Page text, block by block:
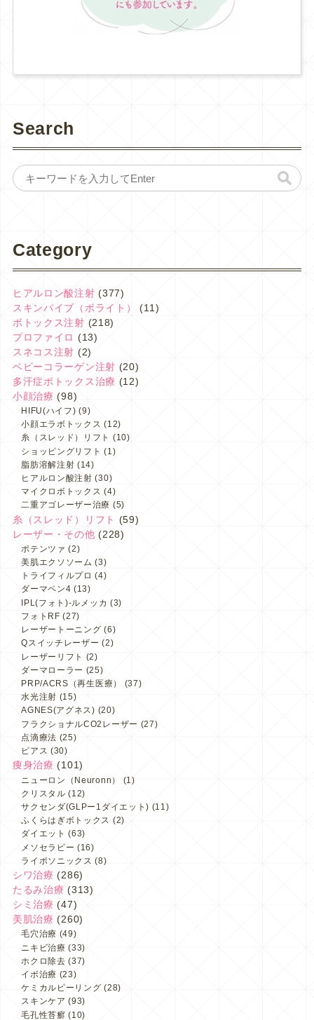
Search
Category
ヒアルロン酸注射 (377)
スキンバイブ（ボライト）
(11)
ボトックス注射 (218)
プロファイロ (13)
スネコス注射 (2)
ベビーコラーゲン注射 (20)
多汗症ボトックス治療 (12)
小顔治療 (98)
HIFU(ハイフ) (9)
小顔エラボトックス (12)
糸（スレッド）リフト (10)
ショッピングリフト (1)
脂肪溶解注射 (14)
ヒアルロン酸注射 (30)
マイクロボトックス (4)
二重アゴレーザー治療 (5)
糸（スレッド）リフト
(59)
レーザー・その他 (228)
ポテンツァ (2)
美肌エクソソーム (3)
トライフィルプロ (4)
ダーマペン4 (13)
IPL(フォト)-ルメッカ (3)
フォトRF (27)
レーザートーニング (6)
Qスイッチレーザー (2)
レーザーリフト (2)
ダーマローラー (25)
PRP/ACRS（再生医療）
(37)
水光注射 (15)
AGNES(アグネス) (20)
フラクショナルCO2レーザー (27)
点滴療法 (25)
ピアス (30)
痩身治療 (101)
ニューロン（Neuronn）
(1)
クリスタル (12)
サクセンダ(GLPー1ダイエット) (11)
ふくらはぎボトックス (2)
ダイエット (63)
メソセラピー (16)
ライポソニックス (8)
シワ治療 (286)
たるみ治療 (313)
シミ治療 (47)
美肌治療 (260)
毛穴治療 (49)
ニキビ治療 (33)
ホクロ除去 (37)
イボ治療 (23)
ケミカルピーリング (28)
スキンケア (93)
毛孔性苔癬 (10)